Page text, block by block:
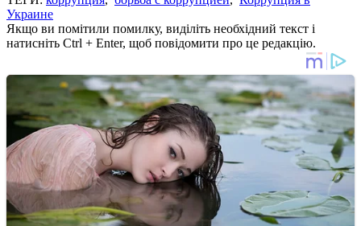
Украине
Якщо ви помітили помилку, виділіть необхідний текст і
натисніть Ctrl + Enter, щоб повідомити про це редакцію.